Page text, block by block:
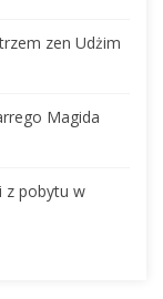
zen Udżim
Magida
z pobytu w